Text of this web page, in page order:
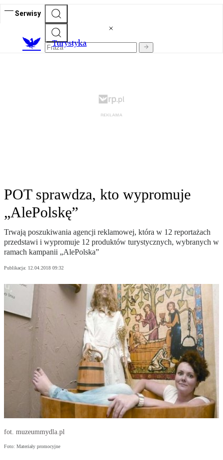
Serwisy
Turystyka
POT sprawdza, kto wypromuje
„AlePolskę”
Trwają poszukiwania agencji reklamowej, która w 12 reportażach
przedstawi i wypromuje 12 produktów turystycznych, wybranych w
ramach kampanii „AlePolska”
Publikacja: 12.04.2018 09:32
fot. muzeummydla.pl
Foto: Materiały promocyjne